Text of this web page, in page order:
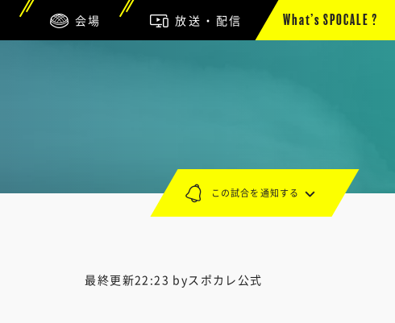
会場 放送・配信 What’s SPOCALE ?
最終更新22:23 byスポカレ公式
この試合を通知する